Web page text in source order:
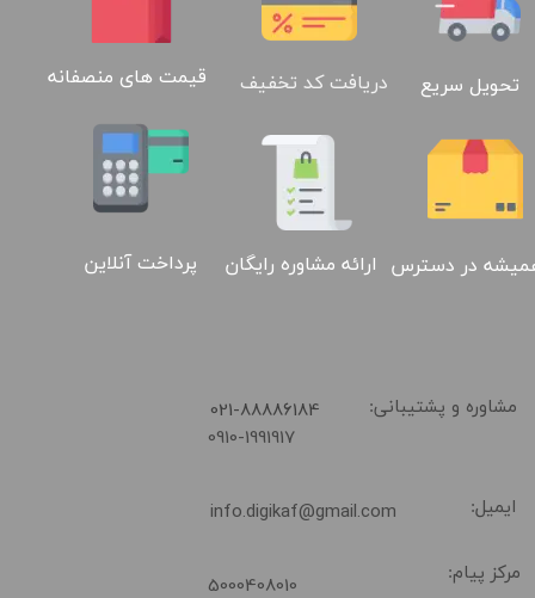
تحویل سریع دریافت کد تخفیف قیمت های منصفانه
در دسترس ارائه مشاوره رایگان پرداخت آنلاین
مشاوره و پشتیبانی: ​021-88886184
info.digikaf@gmail.com ایمیل:
مرکز پیام: 5000408010
0910-1991917